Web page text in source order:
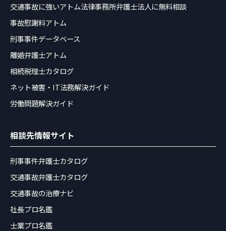
交通事故に強いアトム法律事務所弁護士法人に無料相談
事故慰謝料アトム
刑事事件データベース
離婚弁護士アトム
相続税理士カタログ
ネット被害・IT法務解決ガイド
労働問題解決ガイド
相談先情報サイト
刑事事件弁護士カタログ
交通事故弁護士カタログ
交通事故の治療ナビ
社長プロ名鑑
士業プロ名鑑